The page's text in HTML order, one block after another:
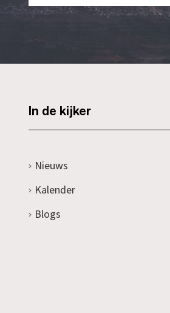
In de kijker
Nieuws
Kalender
Blogs